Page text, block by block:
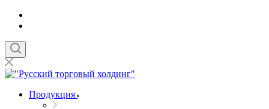
Продукция